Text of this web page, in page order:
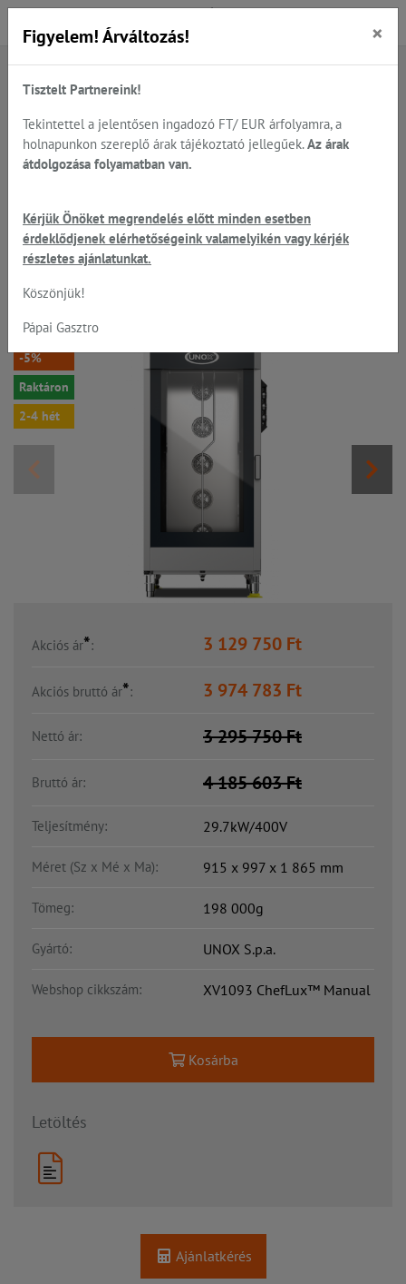
Főoldal Termékek
UNOX - kombi gőzpároló-sütök, állványok, tisztítás...
UNOX - kombi gőzpároló sütők elektromos/gázos...
UNOX ChefLux™ Manual -
XV1093 manuális, 20*GN1/1;
párásítható légkeveréses sütő
-5%
Raktáron
2-4 hét
Akciós ár*: 3 129 750 Ft
Akciós bruttó ár*: 3 974 783 Ft
Nettó ár: 3 295 750Ft
Bruttó ár: 4 185 603Ft
Teljesítmény: 29.7kW/400V
Méret (Sz x Mé x Ma): 915 x 997 x 1 865 mm
Tömeg: 198 000g
Gyártó: UNOX S.p.a.
Webshop cikkszám: XV1093 ChefLux™ Manual
Kosárba
Letöltés
Ajánlatkérés
Figyelem! Árváltozás! ×
Tisztelt Partnereink!
Tekintettel a jelentősen ingadozó FT/ EUR árfolyamra, a
holnapunkon szereplő árak tájékoztató jellegűek. Az árak
átdolgozása folyamatban van.
Kérjük Önöket megrendelés előtt minden esetben
érdeklődjenek elérhetőségeink valamelyikén vagy kérjék
részletes ajánlatunkat.
Köszönjük!
Pápai Gasztro